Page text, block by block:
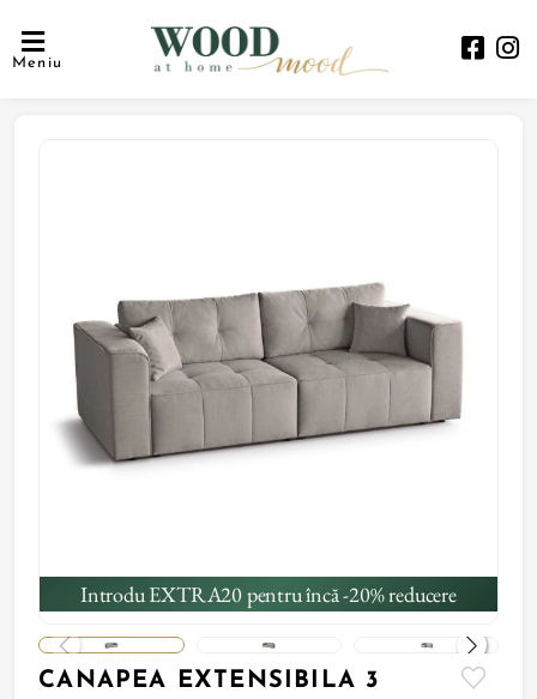
Meniu
Introdu EXTRA20 pentru încă -20% reducere
CANAPEA EXTENSIBILA 3